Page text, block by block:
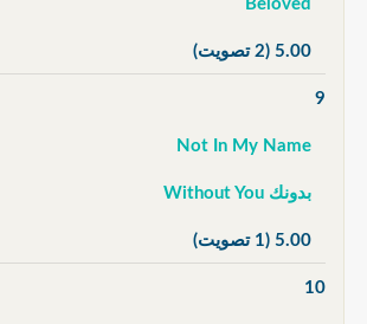
Beloved
5.00 (2 تصويت)
9
Not In My Name
بدونك Without You
5.00 (1 تصويت)
10